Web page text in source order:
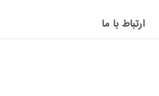
ارتباط با ما